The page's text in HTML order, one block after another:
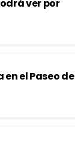
ver por
el Paseo de